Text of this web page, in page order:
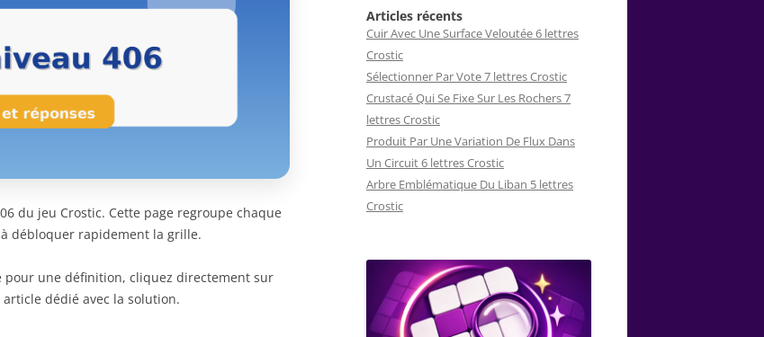
du jeu Crostic. Cette page regroupe chaque
débloquer rapidement la grille.
pour une définition, cliquez directement sur
dédié avec la solution.
Articles récents
Cuir Avec Une Surface Veloutée 6 lettres
Crostic
Sélectionner Par Vote 7 lettres Crostic
Crustacé Qui Se Fixe Sur Les Rochers 7
lettres Crostic
Produit Par Une Variation De Flux Dans
Un Circuit 6 lettres Crostic
Arbre Emblématique Du Liban 5 lettres
Crostic